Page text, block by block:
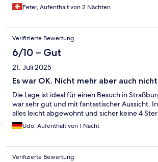
Peter, Aufenthalt von 2 Nächten
Verifizierte Bewertung
6/10 – Gut
21. Juli 2025
Es war OK. Nicht mehr aber auch
Die Lage ist ideal für einen Besuch in
war sehr gut und mit fantastischer Aussicht.
alles leicht abgewohnt und sicher keine 4
Udo, Aufenthalt von 1 Nacht
Verifizierte Bewertung